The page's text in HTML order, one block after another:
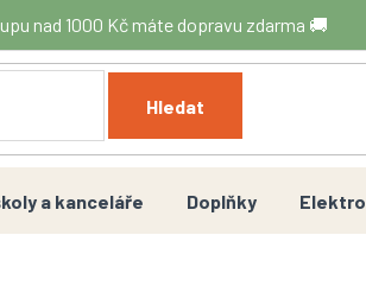
nad 1000 Kč máte dopravu zdarma 🚚
Hledat
a kanceláře Doplňky Elektro